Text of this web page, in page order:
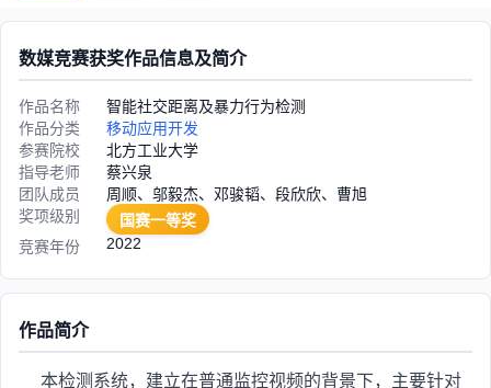
数媒竞赛获奖作品信息及简介
作品名称
智能社交距离及暴力行为检测
作品分类
移动应用开发
参赛院校
北方工业大学
指导老师
蔡兴泉
团队成员
周顺、邬毅杰、邓骏韬、段欣欣、曹旭
奖项级别
国赛一等奖
竞赛年份
2022
作品简介
本检测系统，建立在普通监控视频的背景下，主要针对